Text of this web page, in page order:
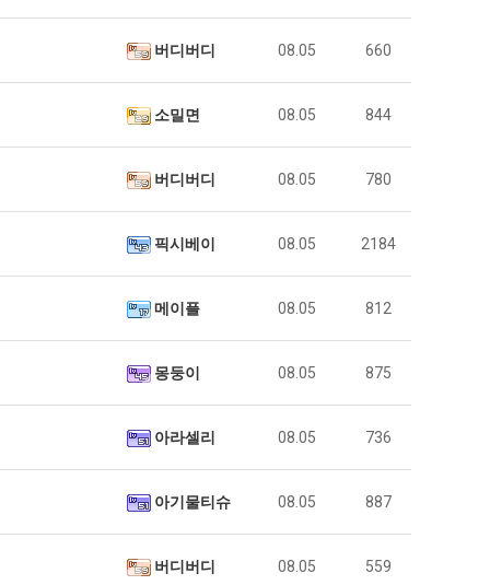
버디버디 08.05 660
소밀면 08.05 844
버디버디 08.05 780
픽시베이 08.05 2184
메이플 08.05 812
몽둥이 08.05 875
아라셀리 08.05 736
아기물티슈 08.05 887
버디버디 08.05 559